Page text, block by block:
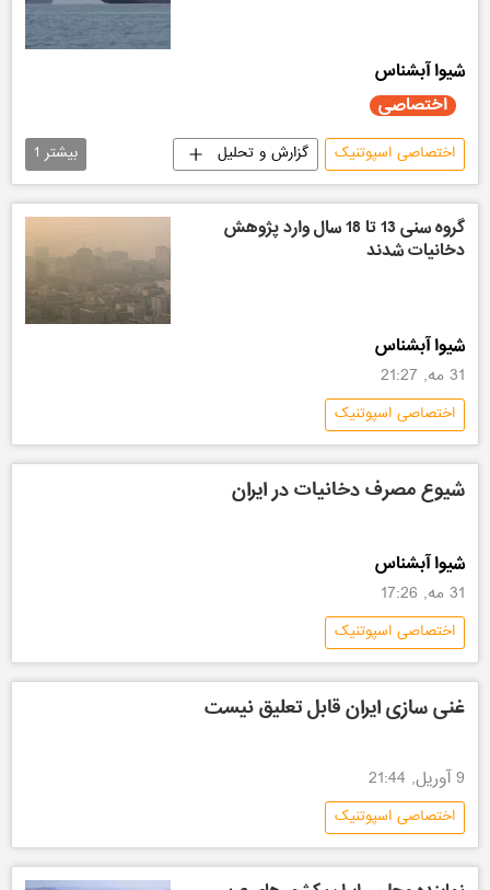
شیوا آبشناس
اختصاصی
اختصاصی اسپوتنیک
گزارش و تحلیل
سیاسی
بیشتر 1
گروه سنی 13 تا 18 سال وارد پژوهش
دخانیات شدند
شیوا آبشناس
31 مه, 21:27
اختصاصی اسپوتنیک
شیوع مصرف دخانیات در ایران
شیوا آبشناس
31 مه, 17:26
اختصاصی اسپوتنیک
غنی سازی ایران قابل تعلیق نیست
9 آوریل, 21:44
اختصاصی اسپوتنیک